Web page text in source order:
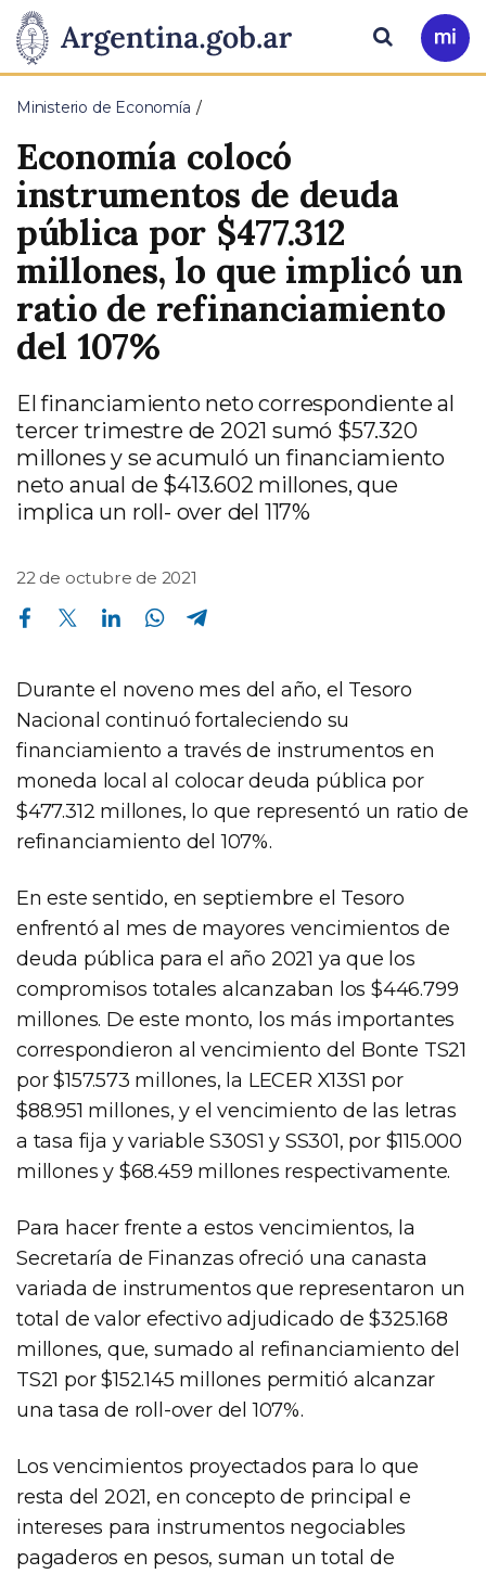
Presidencia
de
la
Nación
Pasar al contenido principal
Ir
a
Buscar
Ministerio de Economía
Economía colocó
instrumentos de deuda
pública por $477.312
millones, lo que implicó un
ratio de refinanciamiento
del 107%
El financiamiento neto correspondiente al
tercer trimestre de 2021 sumó $57.320
millones y se acumuló un financiamiento
neto anual de $413.602 millones, que
implica un roll- over del 117%
22 de octubre de 2021
Compartir en Facebook Compartir en Twitter Compartir en Linkedin Compartir en Whatsapp
Durante el noveno mes del año, el Tesoro
Nacional continuó fortaleciendo su
financiamiento a través de instrumentos en
moneda local al colocar deuda pública por
$477.312 millones, lo que representó un ratio de
refinanciamiento del 107%.
En este sentido, en septiembre el Tesoro
enfrentó al mes de mayores vencimientos de
deuda pública para el año 2021 ya que los
compromisos totales alcanzaban los $446.799
millones. De este monto, los más importantes
correspondieron al vencimiento del Bonte TS21
por $157.573 millones, la LECER X13S1 por
$88.951 millones, y el vencimiento de las letras
a tasa fija y variable S30S1 y SS301, por $115.000
millones y $68.459 millones respectivamente.
Para hacer frente a estos vencimientos, la
Secretaría de Finanzas ofreció una canasta
variada de instrumentos que representaron un
total de valor efectivo adjudicado de $325.168
millones, que, sumado al refinanciamiento del
TS21 por $152.145 millones permitió alcanzar
una tasa de roll-over del 107%.
Los vencimientos proyectados para lo que
resta del 2021, en concepto de principal e
intereses para instrumentos negociables
pagaderos en pesos, suman un total de